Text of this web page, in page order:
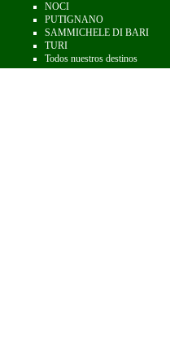
NOCI
PUTIGNANO
SAMMICHELE DI BARI
TURI
Todos nuestros destinos